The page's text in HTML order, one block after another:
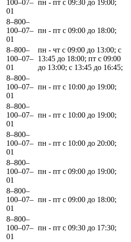
100‒07‒
01
пн - пт с 09:30 до 19:00;
8‒800‒
100‒07‒
01
пн - пт с 09:00 до 18:00;
8‒800‒
100‒07‒
01
пн - чт с 09:00 до 13:00; с
13:45 до 18:00; пт с 09:00
до 13:00; с 13:45 до 16:45;
8‒800‒
100‒07‒
01
пн - пт с 10:00 до 19:00;
8‒800‒
100‒07‒
01
пн - пт с 10:00 до 19:00;
8‒800‒
100‒07‒
01
пн - пт с 10:00 до 20:00;
8‒800‒
100‒07‒
01
пн - пт с 09:00 до 19:00;
8‒800‒
100‒07‒
01
пн - пт с 09:00 до 18:00;
8‒800‒
100‒07‒
01
пн - пт с 09:30 до 17:30;